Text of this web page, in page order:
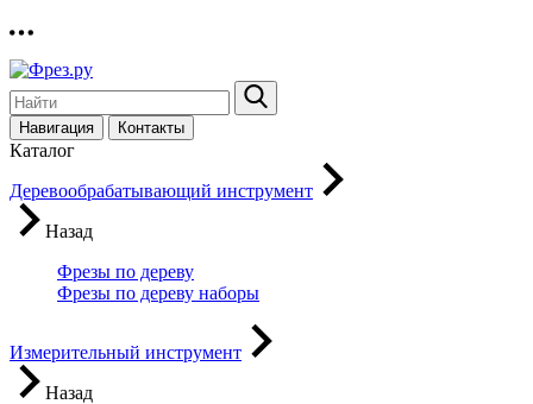
Навигация Контакты
Каталог
Деревообрабатывающий инструмент
Назад
Фрезы по дереву
Фрезы по дереву наборы
Измерительный инструмент
Назад